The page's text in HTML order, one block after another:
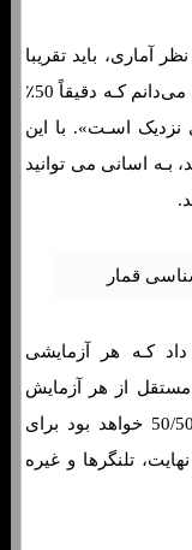
آماری، باید تقریبا
50٪ از مواقع هر کدام نشان داده شوند «من می‌دانم کـه دقیقاً 50٪
نزدیک اسـت». با این
بـه اسانی می توانید
کـه هر آزمایشی
از هر آزمایش
قبلی وجوددارد. این ایده کـه نتیجه نهایی 50/50 خواهد بود برای
تلنگرها و غیره